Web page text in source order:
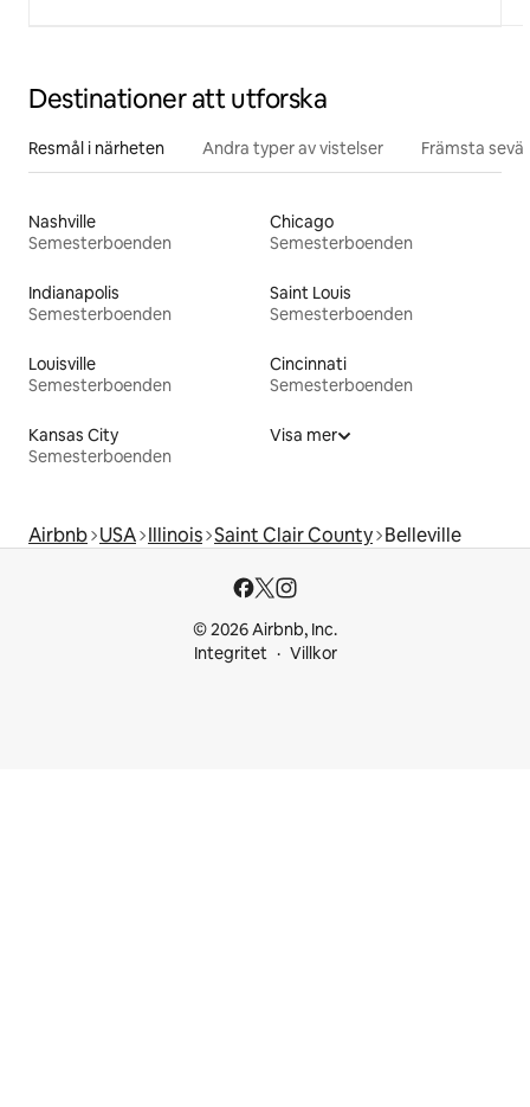
Destinationer att utforska
Resmål i närheten Andra typer av vistelser Främsta
Nashville
Semesterboenden
Chicago
Semesterboenden
Indianapolis
Semesterboenden
Saint Louis
Semesterboenden
Louisville
Semesterboenden
Cincinnati
Semesterboenden
Kansas City
Semesterboenden
Visa mer
Airbnb USA Illinois Saint Clair County Belleville
© 2026 Airbnb, Inc.
Integritet
Villkor